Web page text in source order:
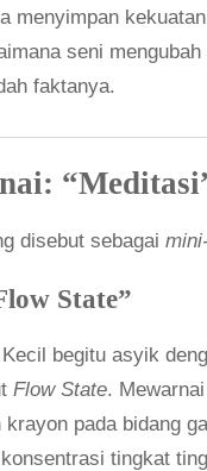
menyimpan
seni
faktanya.
disebut sebagai
State”
begitu asyik
Flow State.
pada bidang
tingkat